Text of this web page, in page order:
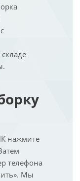
нажмите
телефона
Мы